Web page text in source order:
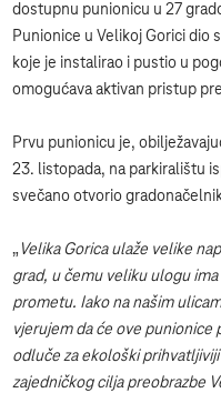
dostupnu punionicu u 27
Punionice u Velikoj Gorici dio
koje je instalirao i pustio u
omogućava aktivan pristup
Prvu punionicu je,
23. listopada, na parkiralištu
svečano otvorio
„Velika Gorica ulaže velike
grad, u čemu veliku ulogu
prometu. Iako na našim
vjerujem da će ove punionice
odluče za ekološki
zajedničkog cilja preobrazbe